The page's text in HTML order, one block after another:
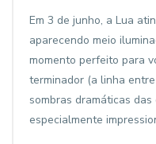
Em 3 de junho, a Lua
aparecendo meio
momento perfeito para
terminador (a linha
sombras dramáticas
especialmente